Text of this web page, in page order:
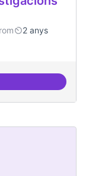
2 anys
per